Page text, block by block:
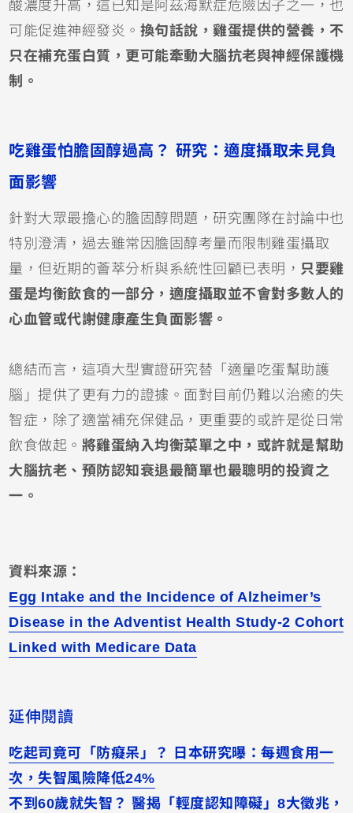
酸濃度升高，這已知是阿茲海默症危險因子之一，也
可能促進神經發炎。 換句話說，雞蛋提供的營養，不
只在補充蛋白質，更可能牽動大腦抗老與神經保護機
制。
吃雞蛋怕膽固醇過高？ 研究：適度攝取未見負
面影響
針對大眾最擔心的膽固醇問題，研究團隊在討論中也
特別澄清，過去雖常因膽固醇考量而限制雞蛋攝取
量，但近期的薈萃分析與系統性回顧已表明， 只要雞
蛋是均衡飲食的一部分，適度攝取並不會對多數人的
心血管或代謝健康產生負面影響。
總結而言，這項大型實證研究替「適量吃蛋幫助護
腦」提供了更有力的證據。面對目前仍難以治癒的失
智症，除了適當補充保健品，更重要的或許是從日常
飲食做起。 將雞蛋納入均衡菜單之中，或許就是幫助
大腦抗老、預防認知衰退最簡單也最聰明的投資之
一。
資料來源：
Egg Intake and the Incidence of Alzheimer’s
Disease in the Adventist Health Study-2 Cohort
Linked with Medicare Data
延伸閱讀
吃起司竟可「防癡呆」？ 日本研究曝：每週食用一
次，失智風險降低24%
不到60歲就失智？ 醫揭「輕度認知障礙」8大徵兆，